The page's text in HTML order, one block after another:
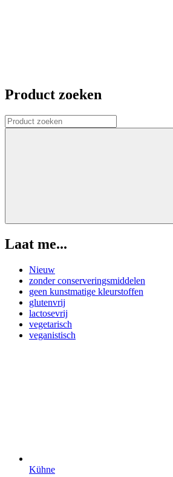
Product zoeken
Laat me...
Nieuw
zonder conserveringsmiddelen
geen kunstmatige kleurstoffen
glutenvrij
lactosevrij
vegetarisch
veganistisch
Kühne